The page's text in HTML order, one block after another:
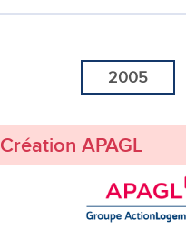
2005
Création APAGL